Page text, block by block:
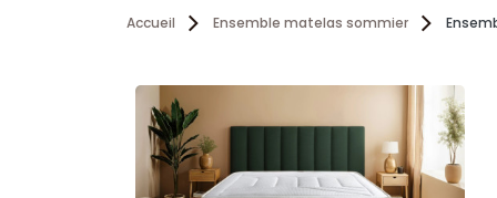
Accueil Ensemble matelas sommier